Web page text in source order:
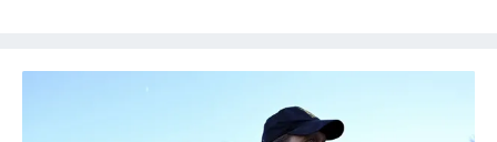
kullanılmaktadır. Diğer çerezler, sitemizin daha işlevsel
kılınması ve kişiselleştirilmesi ve sizlere yönelik
reklam/pazarlama faaliyetlerinin yapılması, amaçlarıyla